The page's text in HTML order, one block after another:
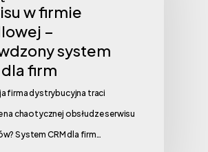
w firmie
–
system
dla firm
firma dystrybucyjna traci
na chaotycznej obsłudze serwisu
System CRM dla firm…